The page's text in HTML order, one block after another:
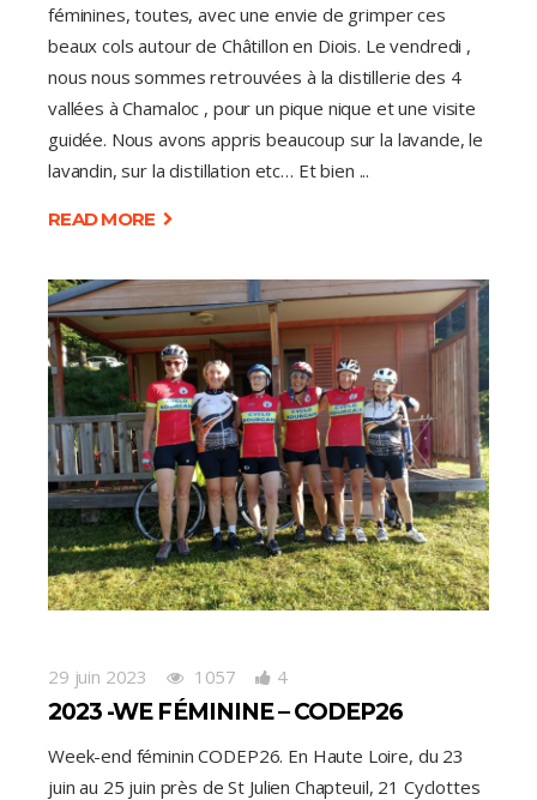
féminines, toutes, avec une envie de grimper ces
beaux cols autour de Châtillon en Diois. Le vendredi ,
nous nous sommes retrouvées à la distillerie des 4
vallées à Chamaloc , pour un pique nique et une visite
guidée. Nous avons appris beaucoup sur la lavande, le
lavandin, sur la distillation etc… Et bien
READ MORE
29 juin 2023 1057 4
2023 -WE FÉMININE – CODEP26
Week-end féminin CODEP26. En Haute Loire, du 23
juin au 25 juin près de St Julien Chapteuil, 21 Cyclottes